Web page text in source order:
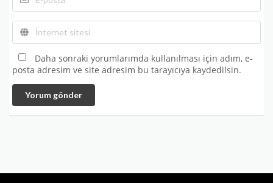
Daha sonraki yorumlarımda kullanılması için adım, e-
posta adresim ve site adresim bu tarayıcıya kaydedilsin.
Yorum gönder